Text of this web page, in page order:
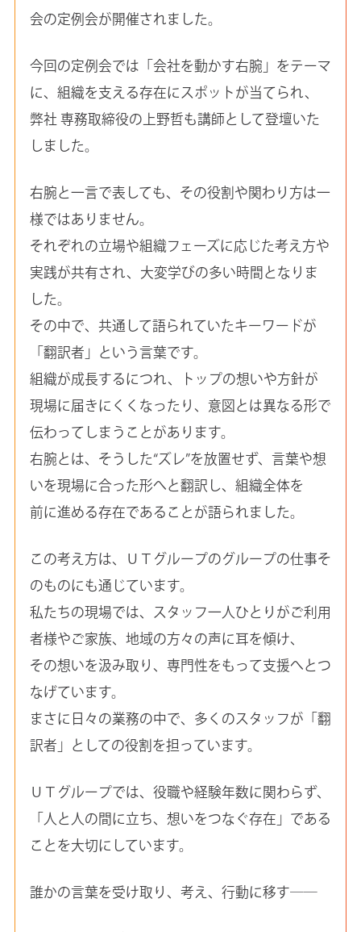
会の定例会が開催されました。
今回の定例会では「会社を動かす右腕」をテーマ
に、組織を支える存在にスポットが当てられ、
弊社 専務取締役の上野哲も講師として登壇いた
しました。
右腕と一言で表しても、その役割や関わり方は一
様ではありません。
それぞれの立場や組織フェーズに応じた考え方や
実践が共有され、大変学びの多い時間となりま
した。
その中で、共通して語られていたキーワードが
「翻訳者」という言葉です。
組織が成長するにつれ、トップの想いや方針が
現場に届きにくくなったり、意図とは異なる形で
伝わってしまうことがあります。
右腕とは、そうした“ズレ”を放置せず、言葉や想
いを現場に合った形へと翻訳し、組織全体を
前に進める存在であることが語られました。
この考え方は、ＵＴグループのグループの仕事そ
のものにも通じています。
私たちの現場では、スタッフ一人ひとりがご利用
者様やご家族、地域の方々の声に耳を傾け、
その想いを汲み取り、専門性をもって支援へとつ
なげています。
まさに日々の業務の中で、多くのスタッフが「翻
訳者」としての役割を担っています。
ＵＴグループでは、役職や経験年数に関わらず、
「人と人の間に立ち、想いをつなぐ存在」である
ことを大切にしています。
誰かの言葉を受け取り、考え、行動に移す――